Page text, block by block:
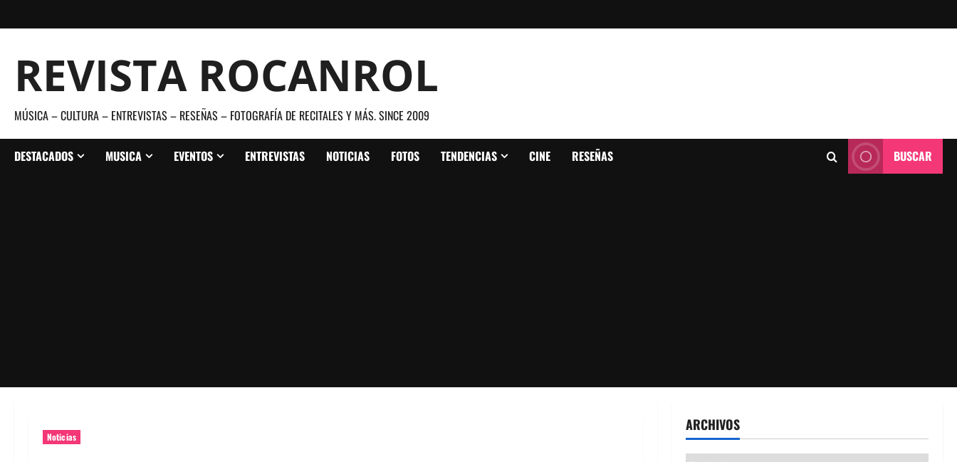
al
REVISTA ROCANROL
MÚSICA – CULTURA – ENTREVISTAS – RESEÑAS – FOTOGRAFÍA DE RECITALES Y MÁS. SINCE 2009
DESTACADOS MUSICA EVENTOS ENTREVISTAS NOTICIAS FOTOS TENDENCIAS CINE RESEÑAS BUSCAR
Noticias
ARCHIVOS